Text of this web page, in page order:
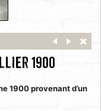
1900
1900 provenant d’un